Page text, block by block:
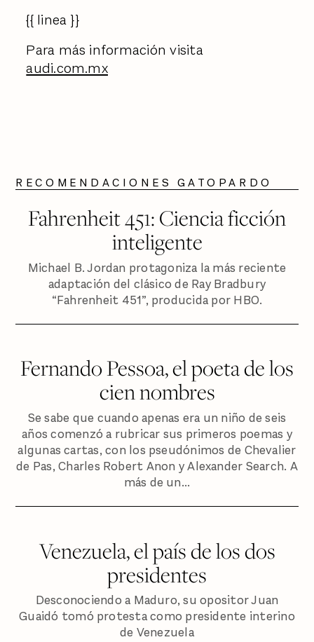
{{ linea }}
Para más información visita
audi.com.mx
RECOMENDACIONES GATOPARDO
Fahrenheit 451: Ciencia ficción
inteligente
Michael B. Jordan protagoniza la más reciente
adaptación del clásico de Ray Bradbury
“Fahrenheit 451”, producida por HBO.
Fernando Pessoa, el poeta de los
cien nombres
Se sabe que cuando apenas era un niño de seis
años comenzó a rubricar sus primeros poemas y
algunas cartas, con los pseudónimos de Chevalier
de Pas, Charles Robert Anon y Alexander Search. A
más de un...
Venezuela, el país de los dos
presidentes
Desconociendo a Maduro, su opositor Juan
Guaidó tomó protesta como presidente interino
de Venezuela